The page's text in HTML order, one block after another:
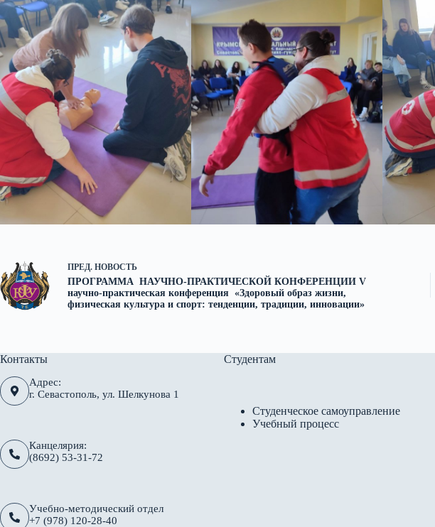
ПРЕД. НОВОСТЬ
ПРОГРАММА НАУЧНО-ПРАКТИЧЕСКОЙ КОНФЕРЕНЦИИ V
научно-практическая конференция «Здоровый образ жизни,
физическая культура и спорт: тенденции, традиции, инновации»
Контакты
Адрес:
г. Севастополь, ул. Шелкунова 1
Канцелярия:
(8692) 53-31-72
Учебно-методический отдел
+7 (978) 120-28-40
Студентам
Студенческое самоуправление
Учебный процесс